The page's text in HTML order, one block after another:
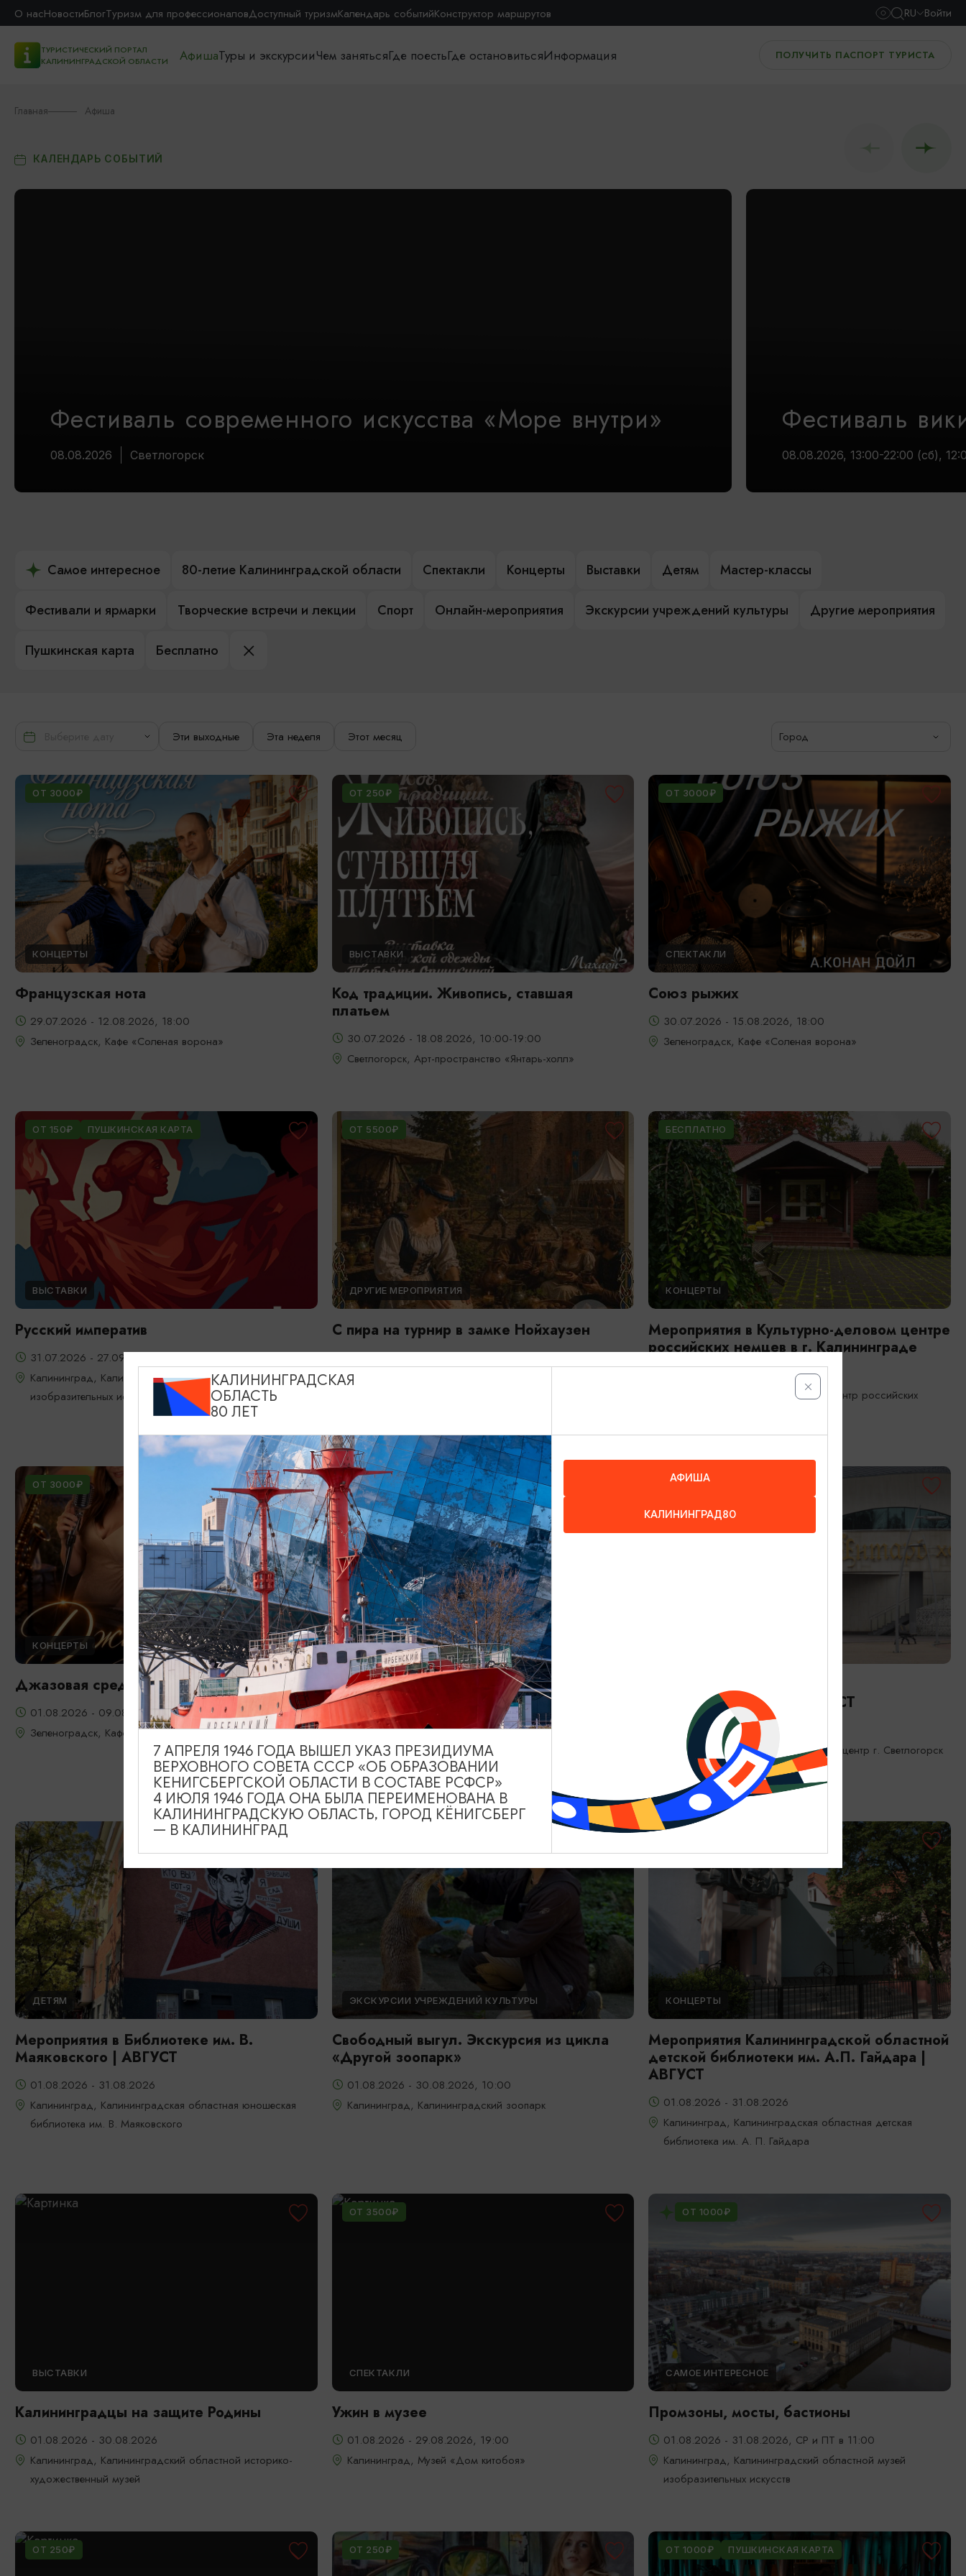
О насНовостиБлогТуризм для профессионаловДоступный туризмКалендарь событийКонструктор маршрутов RU Войти
ТУРИСТИЧЕСКИЙ ПОРТАЛ
КАЛИНИНГРАДСКОЙ ОБЛАСТИ
АфишаТуры и экскурсииЧем занятьсяГде поестьГде остановитьсяИнформация ПОЛУЧИТЬ ПАСПОРТ ТУРИСТА
Главная Афиша
КАЛЕНДАРЬ СОБЫТИЙ
Фестиваль современного искусства «Море внутри»
08.08.2026 Светлогорск
Фестиваль
08.08.2026, 13:00-22:00 (сб),
Самое интересное 80-летие Калининградской области Спектакли Концерты Выставки Детям Мастер-классы
Фестивали и ярмарки Творческие встречи и лекции Спорт Онлайн-мероприятия Экскурсии учреждений культуры Другие мероприятия
Пушкинская карта Бесплатно
Эти выходные Эта неделя Этот месяц Город
ОТ 3000₽
КОНЦЕРТЫ
Французская нота
29.07.2026 - 12.08.2026, 18:00
Зеленоградск, Кафе «Соленая ворона»
ОТ 250₽
ВЫСТАВКИ
Код традиции. Живопись, ставшая
платьем
30.07.2026 - 18.08.2026, 10:00-19:00
Светлогорск, Арт-пространство «Янтарь-холл»
ОТ 3000₽
СПЕКТАКЛИ
Союз рыжих
30.07.2026 - 15.08.2026, 18:00
Зеленоградск, Кафе «Соленая ворона»
ОТ 150₽ ПУШКИНСКАЯ КАРТА
ВЫСТАВКИ
Русский императив
31.07.2026 - 27.09.2026
Калининград, Калининградский областной музей
изобразительных искусств
ОТ 5500₽
ДРУГИЕ МЕРОПРИЯТИЯ
С пира на турнир в замке Нойхаузен
Гурьевск, Замок Нойхаузен
БЕСПЛАТНО
КОНЦЕРТЫ
Мероприятия в Культурно-деловом центре
российских немцев в г. Калининграде
Калининград, Культурно-деловой центр российских
ОТ 3000₽
КОНЦЕРТЫ
Джазовая среда
01.08.2026 - 09.08.2026, 18:00
Зеленоградск, Кафе «Соленая ворона»
ОТ 100₽
ВЫСТАВКИ
Мероприятия в музее истории и культуры
г. Гвардейска
01.08.2026 - 31.08.2026
Гвардейск, Музей истории и культуры Гвардейского
района
Музейный лекторий «Клуб
путешественников» | АВГУСТ
01.08.2026 - 30.08.2026, 16:00
Светлогорск, Морской выставочный центр г. Светлогорск
ДЕТЯМ
Мероприятия в Библиотеке им. В.
Маяковского | АВГУСТ
01.08.2026 - 31.08.2026
Калининград, Калининградская областная юношеская
библиотека им. В. Маяковского
ЭКСКУРСИИ УЧРЕЖДЕНИЙ КУЛЬТУРЫ
Свободный выгул. Экскурсия из цикла
«Другой зоопарк»
01.08.2026 - 30.08.2026, 10:00
Калининград, Калининградский зоопарк
КОНЦЕРТЫ
Мероприятия Калининградской областной
детской библиотеки им. А.П. Гайдара |
АВГУСТ
01.08.2026 - 31.08.2026
Калининград, Калининградская областная детская
библиотека им. А. П. Гайдара
ВЫСТАВКИ
Калининградцы на защите Родины
01.08.2026 - 30.08.2026
Калининград, Калининградский областной историко-
художественный музей
ОТ 3500₽
СПЕКТАКЛИ
Ужин в музее
01.08.2026 - 29.08.2026, 19:00
Калининград, Музей «Дом китобоя»
ОТ 1000₽
САМОЕ ИНТЕРЕСНОЕ
Промзоны, мосты, бастионы
01.08.2026 - 31.08.2026, СР и ПТ в 11:00
Калининград, Калининградский областной музей
изобразительных искусств
ОТ 250₽ ОТ 250₽ ОТ 1000₽ ПУШКИНСКАЯ КАРТА
КАЛИНИНГРАДСКАЯ
ОБЛАСТЬ
80 ЛЕТ
АФИША
КАЛИНИНГРАД80
7 АПРЕЛЯ 1946 ГОДА ВЫШЕЛ УКАЗ ПРЕЗИДИУМА
ВЕРХОВНОГО СОВЕТА СССР «ОБ ОБРАЗОВАНИИ
КЕНИГСБЕРГСКОЙ ОБЛАСТИ В СОСТАВЕ РСФСР»
4 ИЮЛЯ 1946 ГОДА ОНА БЫЛА ПЕРЕИМЕНОВАНА В
КАЛИНИНГРАДСКУЮ ОБЛАСТЬ, ГОРОД КЁНИГСБЕРГ
— В КАЛИНИНГРАД